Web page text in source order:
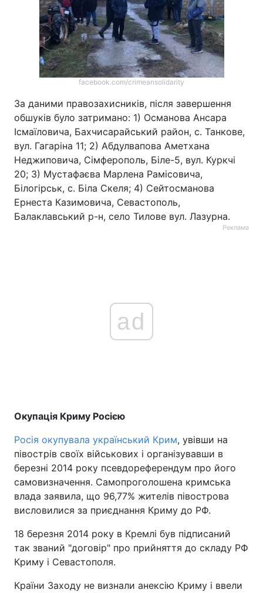
facebook.com/crimeansolidarity
За даними правозахисників, після завершення
обшуків було затримано: 1) Османова Ансара
Ісмаїловича, Бахчисарайський район, с. Танкове,
вул. Гагаріна 11; 2) Абдулвапова Аметхана
Неджиповича, Сімферополь, Біле-5, вул. Куркчі
20; 3) Мустафаєва Марлена Рамісовича,
Білогірськ, с. Біла Скеля; 4) Сейтосманова
Ернеста Казимовича, Севастополь,
Балаклавський р-н, село Тилове вул. Лазурна.
Реклама
ad
Окупація Криму Росією
Росія окупувала український Крим, увівши на
півострів своїх військових і організувавши в
березні 2014 року псевдореферендум про його
самовизначення. Самопроголошена кримська
влада заявила, що 96,77% жителів півострова
висловилися за приєднання Криму до РФ.
18 березня 2014 року в Кремлі був підписаний
так званий "договір" про прийняття до складу РФ
Криму і Севастополя.
Країни Заходу не визнали анексію Криму і ввели